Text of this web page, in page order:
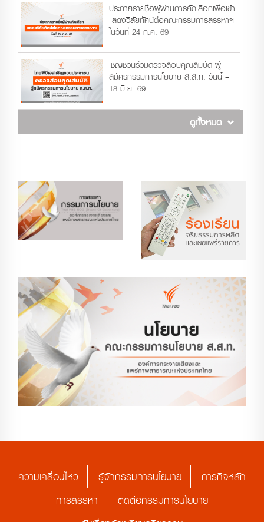
ประกาศรายชื่อผู้ผ่านการคัดเลือกเพื่อเข้า
แสดงวิสัยทัศน์ต่อคณะกรรมการสรรหาฯ
ในวันที่ 24 ก.ค. 69
เชิญชวนร่วมตรวจสอบคุณสมบัติ ผู้
สมัครกรรมการนโยบาย ส.ส.ท. วันนี้ –
18 มิ.ย. 69
ดูทั้งหมด
ความเคลื่อนไหว รู้จักกรรมการนโยบาย
ภารกิจหลัก
การสรรหา
ติดต่อกรรมการนโยบาย